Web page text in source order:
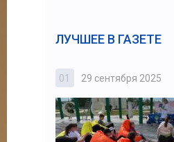
ЛУЧШЕЕ В ГАЗЕТЕ
01 29 сентября 2025